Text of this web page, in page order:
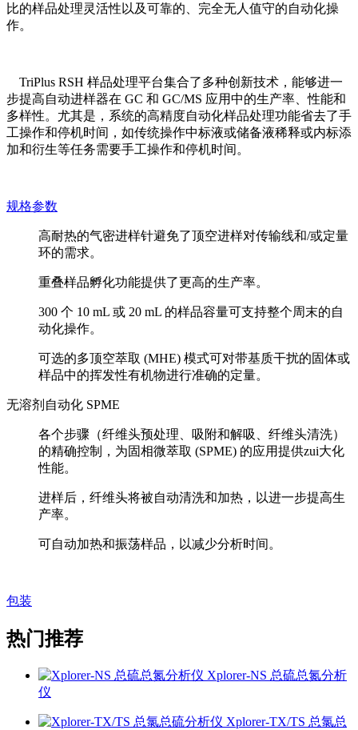
比的样品处理灵活性以及可靠的、完全无人值守的自动化操
作。
TriPlus RSH 样品处理平台集合了多种创新技术，能够进一
步提高自动进样器在 GC 和 GC/MS 应用中的生产率、性能和
多样性。尤其是，系统的高精度自动化样品处理功能省去了手
工操作和停机时间，如传统操作中标液或储备液稀释或内标添
加和衍生等任务需要手工操作和停机时间。
规格参数
高耐热的气密进样针避免了顶空进样对传输线和/或定量
环的需求。
重叠样品孵化功能提供了更高的生产率。
300 个 10 mL 或 20 mL 的样品容量可支持整个周末的自
动化操作。
可选的多顶空萃取 (MHE) 模式可对带基质干扰的固体或
样品中的挥发性有机物进行准确的定量。
无溶剂自动化 SPME
各个步骤（纤维头预处理、吸附和解吸、纤维头清洗）
的精确控制，为固相微萃取 (SPME) 的应用提供zui大化
性能。
进样后，纤维头将被自动清洗和加热，以进一步提高生
产率。
可自动加热和振荡样品，以减少分析时间。
包装
热门推荐
Xplorer-NS 总硫总氮分析
仪
Xplorer-TX/TS 总氯总